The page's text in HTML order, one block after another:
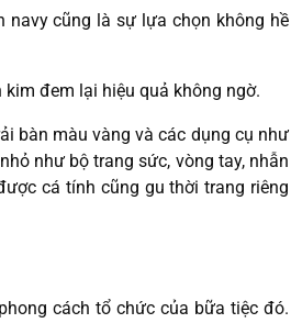
navy cũng là sự lựa chọn không hề
đem lại hiệu quả không ngờ.
bàn màu vàng và các dụng cụ như
như bộ trang sức, vòng tay, nhẫn
cá tính cũng gu thời trang riêng
cách tổ chức của bữa tiệc đó.